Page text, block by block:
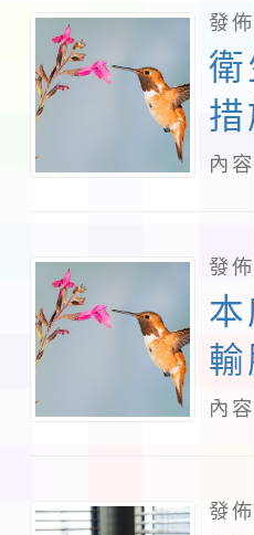
發
內
發
內
發